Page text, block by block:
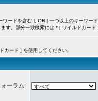
ワードを含む ], OR [ 一つ以上のキーワー
す。部分一致検索には * [ ワイルドカー
カード ] を使用してください。
ォーラム: